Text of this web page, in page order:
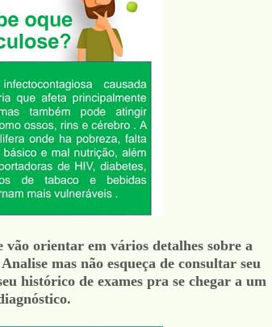
vão orientar em vários detalhes sobre a
mas não esqueça de consultar seu
histórico de exames pra se chegar a um